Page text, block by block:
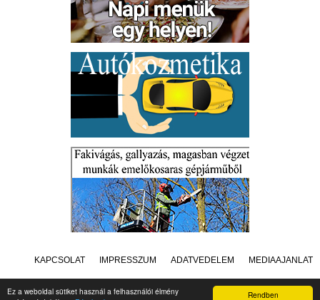
Rendben
Ez a weboldal sütiket használ a felhasználói élmény
KAPCSOLAT IMPRESSZUM ADATVÉDELEM MÉDIAAJÁNLAT